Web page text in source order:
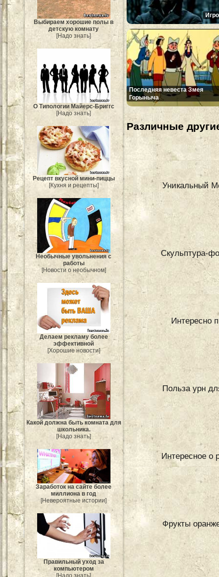
Выбираем хорошие полы в
детскую комнату
[Надо знать]
О Типологии Майерс-Бриггс
[Надо знать]
Рецепт вкусной мини-пиццы
[Кухня и рецепты]
Необычные увольнения с
работы
[Новости о необычном]
Делаем рекламу более
эффективной
[Хорошие новости]
Какой должна быть комната для
школьника.
[Надо знать]
Заработок на сайте более
миллиона в год
[Невероятные истории]
Правильный уход за
компьютером
[Надо знать]
Последняя невеста Змея
Горыныча
Различные
Уникальный
Скульптура-
Интересно
Польза урн
Интересное о
Фрукты